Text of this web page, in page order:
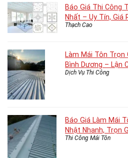
Báo Giá Thi Công
Nhất – Uy Tín, Giá
Thạch Cao
Làm Mái Tôn Trọn
Bình Dương – Lận
Dịch Vụ Thi Công
Báo Giá Làm Mái
Nhật Nhanh, Trọn
Thi Công Mái Tôn